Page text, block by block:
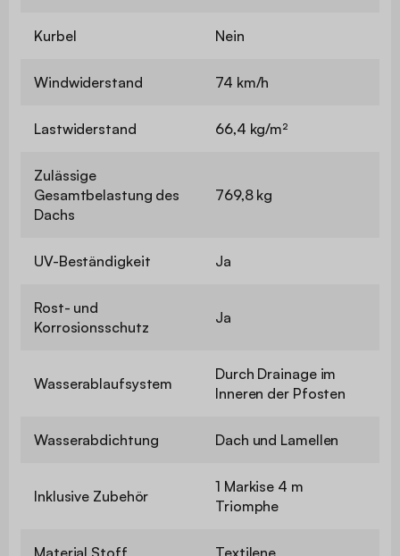
Kurbel Nein
Windwiderstand 74 km/h
Lastwiderstand 66,4 kg/m²
Zulässige
Gesamtbelastung des
Dachs
769,8 kg
UV-Beständigkeit Ja
Rost- und
Korrosionsschutz
Ja
Wasserablaufsystem
Durch Drainage im
Inneren der Pfosten
Wasserabdichtung Dach und Lamellen
Inklusive Zubehör
1 Markise 4 m
Triomphe
Material Stoff Textilene